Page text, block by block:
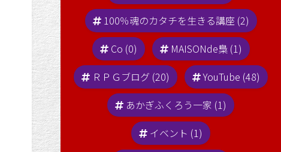
100％魂のカタチを生きる講座 (2)
Co (0)
MAISONde梟 (1)
ＲＰＧブログ (20)
YouTube (48)
あかぎふくろう一家 (1)
イベント (1)